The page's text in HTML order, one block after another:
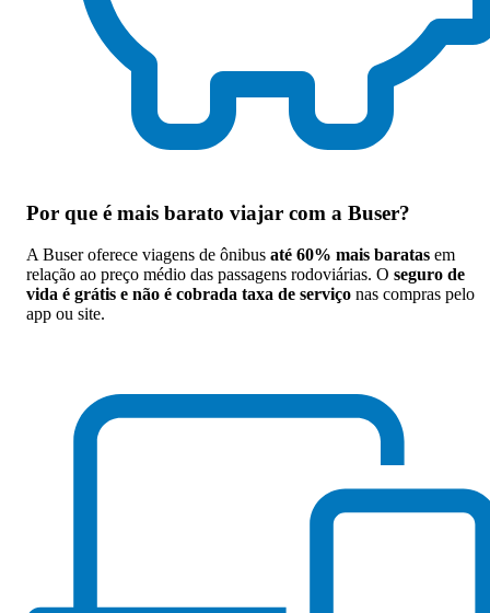
Por que é mais barato viajar com a Buser?
A Buser oferece viagens de ônibus até 60% mais baratas em
relação ao preço médio das passagens rodoviárias. O seguro de
vida é grátis e não é cobrada taxa de serviço nas compras pelo
app ou site.